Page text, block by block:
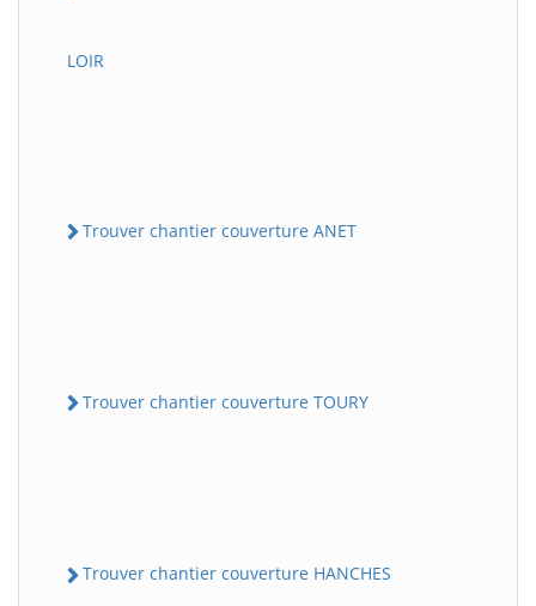
LOIR
Trouver chantier couverture ANET
Trouver chantier couverture TOURY
Trouver chantier couverture HANCHES